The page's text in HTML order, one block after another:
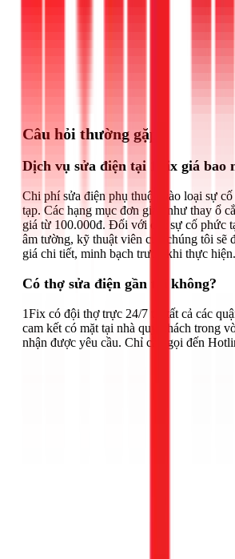
Câu hỏi thường gặp
Dịch vụ sửa điện tại 1Fix giá bao
Chi phí sửa điện phụ thuộc vào loại sự
tạp. Các hạng mục đơn giản như thay ổ
giá từ 100.000đ. Đối với các sự cố phức
âm tường, kỹ thuật viên của chúng tôi sẽ
giá chi tiết, minh bạch trước khi thực hiện.
Có thợ sửa điện gần tôi không?
1Fix có đội thợ trực 24/7 tại tất cả các
cam kết có mặt tại nhà quý khách trong
nhận được yêu cầu. Chỉ cần gọi đến